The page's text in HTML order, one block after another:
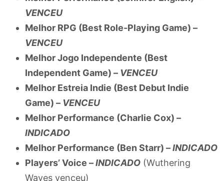
VENCEU
Melhor RPG (Best Role-Playing Game) –
VENCEU
Melhor Jogo Independente (Best
Independent Game) – VENCEU
Melhor Estreia Indie (Best Debut Indie
Game) – VENCEU
Melhor Performance (Charlie Cox) –
INDICADO
Melhor Performance (Ben Starr) –INDICADO
Players’ Voice –INDICADO (Wuthering
Waves venceu)